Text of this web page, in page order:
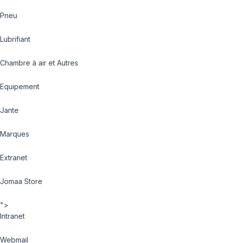
Pneu
Lubrifiant
Chambre à air et Autres
Equipement
Jante
Marques
Extranet
Jomaa Store
">
Intranet
Webmail